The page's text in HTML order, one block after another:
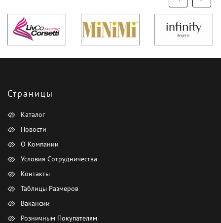
Страницы
Каталог
Новости
О Компании
Условия Сотрудничества
Контакты
Таблицы Размеров
Вакансии
Розничным Покупателям